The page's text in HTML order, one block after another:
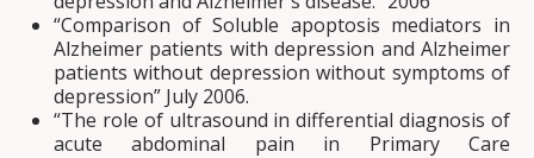
“Comparison of Soluble apoptosis mediators in
Alzheimer patients with depression and Alzheimer
patients without depression without symptoms of
depression” July 2006.
“The role of ultrasound in differential diagnosis of
acute abdominal pain in Primary Care